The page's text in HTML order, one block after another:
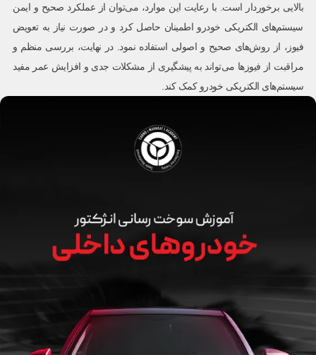
بالایی برخوردار است. با رعایت این موارد، می‌توان از عملکرد صحیح و ایمن
سیستم‌های الکتریکی خودرو اطمینان حاصل کرد و در صورت نیاز به تعویض
فیوز، از روش‌های صحیح و اصولی استفاده نمود. در نهایت، بررسی منظم و
مراقبت از فیوزها می‌تواند به پیشگیری از مشکلات جدی و افزایش عمر مفید
سیستم‌های الکتریکی خودرو کمک کند.